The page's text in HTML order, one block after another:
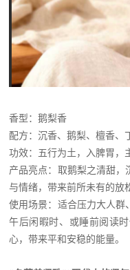
香型：鹅梨香
配方：沉香、鹅梨、檀香、
功效：五行为土，入脾胃，
产品亮点：取鹅梨之清甜，
与情绪，带来前所未有的放
使用场景：适合压力大人群
午后闲暇时、或睡前阅读
心，带来平和安稳的能量。